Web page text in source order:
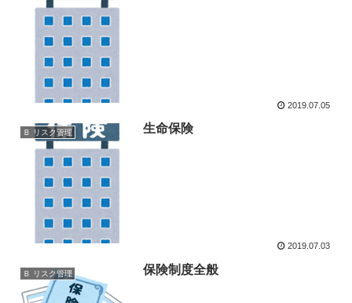
2019.07.05
Ｂ リスク管理 生命保険
2019.07.03
Ｂ リスク管理 保険制度全般